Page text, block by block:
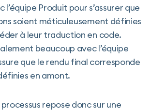
Produit pour s’assurer que
soient méticuleusement définies
à leur traduction en code.
beaucoup avec l’équipe
que le rendu final corresponde
en amont.
processus repose donc sur une